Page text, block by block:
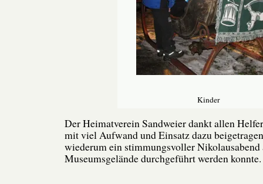
Kinder
Der Heimatverein Sandweier dankt allen
mit viel Aufwand und Einsatz dazu
wiederum ein stimmungsvoller Nikolausabend
Museumsgelände durchgeführt werden konnte.